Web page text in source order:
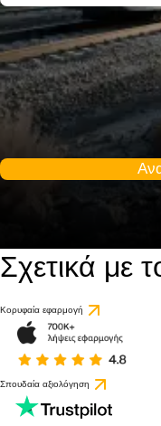
Σχετικά με
Κορυφαία εφαρμογή
Σπουδαία αξιολόγηση